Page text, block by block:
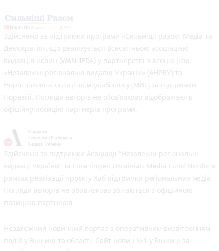
Здійснено за підтримки програми «Сильніші разом: Медіа та
Демократія», що реалізується Всесвітньою асоціацією
видавців новин (WAN-IFRA) у партнерстві з Асоціацією
«Незалежні регіональні видавці України» (АНРВУ) та
Норвезькою асоціацією медіабізнесу (MBL) за підтримки
Норвегії. Погляди авторів не обов’язково відображають
офіційну позицію партнерів програми.
Здійснено за підтримки Асоціації “Незалежні регіональні
видавці України” та Foreningen Ukrainian Media Fund Nordic в
рамках реалізації проєкту Хаб підтримки регіональних медіа.
Погляди авторів не обов'язково збігаються з офіційною
позицією партнерів
Незалежний новинний портал з оперативним висвітленням
подій у Вінниці та області. Сайт новин №1 у Вінниці за